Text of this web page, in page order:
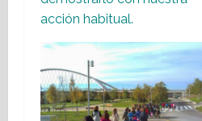
acción habitual.